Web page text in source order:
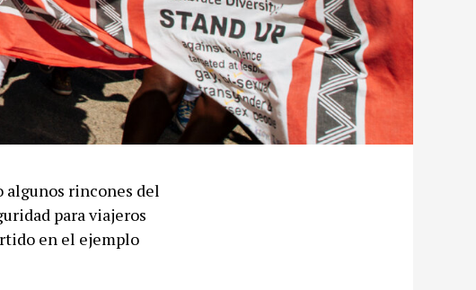
algunos rincones del
para viajeros
en el ejemplo